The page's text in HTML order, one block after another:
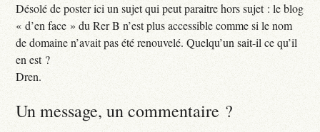
Désolé de poster ici un sujet qui peut paraitre hors sujet : le blog
« d’en face » du Rer B n’est plus accessible comme si le nom
de domaine n’avait pas été renouvelé. Quelqu’un sait-il ce qu’il
en est ?
Dren.
Un message, un commentaire ?